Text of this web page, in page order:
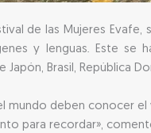
de las Mujeres Evafe,
y lenguas. Este se
Japón, Brasil, República
mundo deben conocer
para recordar»,